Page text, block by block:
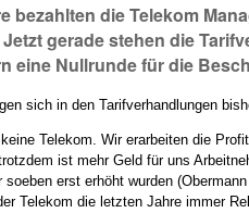
bezahlten die Telekom
gerade stehen die
eine Nullrunde für die
sich in den Tarifverhandlungen
Telekom. Wir erarbeiten die
ist mehr Geld für uns
soeben erst erhöht wurden
Telekom die letzten Jahre immer